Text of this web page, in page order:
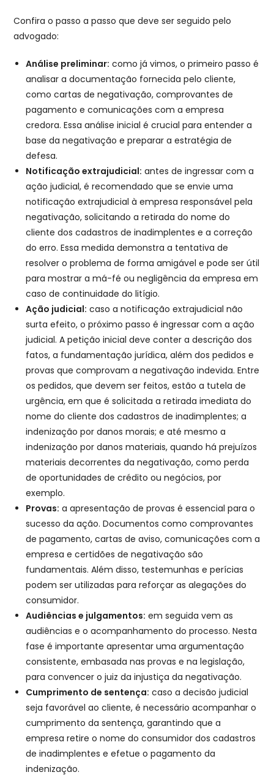
Confira o passo a passo que deve ser seguido pelo
advogado:
Análise preliminar: como já vimos, o primeiro passo é
analisar a documentação fornecida pelo cliente,
como cartas de negativação, comprovantes de
pagamento e comunicações com a empresa
credora. Essa análise inicial é crucial para entender a
base da negativação e preparar a estratégia de
defesa.
Notificação extrajudicial: antes de ingressar com a
ação judicial, é recomendado que se envie uma
notificação extrajudicial à empresa responsável pela
negativação, solicitando a retirada do nome do
cliente dos cadastros de inadimplentes e a correção
do erro. Essa medida demonstra a tentativa de
resolver o problema de forma amigável e pode ser útil
para mostrar a má-fé ou negligência da empresa em
caso de continuidade do litígio.
Ação judicial: caso a notificação extrajudicial não
surta efeito, o próximo passo é ingressar com a ação
judicial. A petição inicial deve conter a descrição dos
fatos, a fundamentação jurídica, além dos pedidos e
provas que comprovam a negativação indevida. Entre
os pedidos, que devem ser feitos, estão a tutela de
urgência, em que é solicitada a retirada imediata do
nome do cliente dos cadastros de inadimplentes; a
indenização por danos morais; e até mesmo a
indenização por danos materiais, quando há prejuízos
materiais decorrentes da negativação, como perda
de oportunidades de crédito ou negócios, por
exemplo.
Provas: a apresentação de provas é essencial para o
sucesso da ação. Documentos como comprovantes
de pagamento, cartas de aviso, comunicações com a
empresa e certidões de negativação são
fundamentais. Além disso, testemunhas e perícias
podem ser utilizadas para reforçar as alegações do
consumidor.
Audiências e julgamentos: em seguida vem as
audiências e o acompanhamento do processo. Nesta
fase é importante apresentar uma argumentação
consistente, embasada nas provas e na legislação,
para convencer o juiz da injustiça da negativação.
Cumprimento de sentença: caso a decisão judicial
seja favorável ao cliente, é necessário acompanhar o
cumprimento da sentença, garantindo que a
empresa retire o nome do consumidor dos cadastros
de inadimplentes e efetue o pagamento da
indenização.